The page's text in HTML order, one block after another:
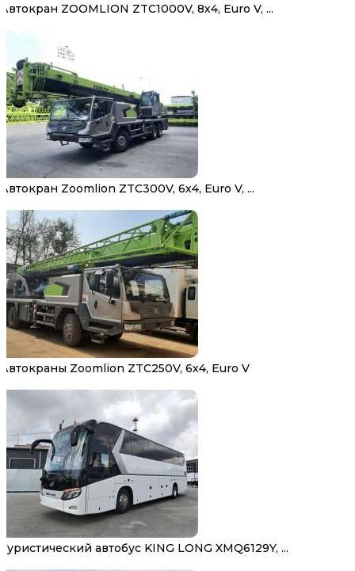
Автокран ZOOMLION ZTC1000V, 8х4, Euro V, ...
Автокран Zoomlion ZTC300V, 6х4, Euro V, ...
Автокраны Zoomlion ZTC250V, 6х4, Euro V
Туристический автобус KING LONG XMQ6129Y, ...